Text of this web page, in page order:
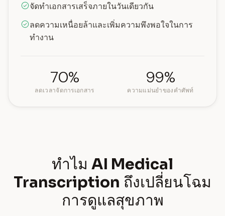
จัดทำเอกสารเสร็จภายในวันเดียวกัน
ลดความเหนื่อยล้าและเพิ่มความพึงพอใจในการ
ทำงาน
70%
ลดเวลาจัดการเอกสาร
99%
ความแม่นยำของคำศัพท์
ทำไม AI Medical
Transcription ถึงเปลี่ยนโฉม
การดูแลสุขภาพ